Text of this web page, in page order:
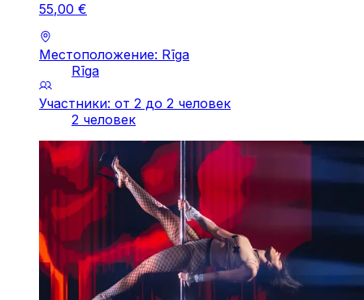
55,00 €
Местоположение: Rīga
Rīga
Участники: от 2 до 2 человек
2 человек